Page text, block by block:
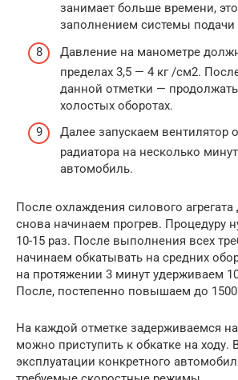
занимает больше времени,
заполнением системы подачи
Давление на манометре
пределах 3,5 — 4 кг /см2.
данной отметки —
холостых оборотах.
Далее запускаем вентилятор
радиатора на несколько
автомобиль.
После охлаждения силового агрегата
снова начинаем прогрев. Процедуру
10-15 раз. После выполнения всех
начинаем обкатывать на средних
на протяжении 3 минут удерживаем
После, постепенно повышаем до
На каждой отметке задерживаемся
можно приступить к обкатке на ходу.
эксплуатации конкретного